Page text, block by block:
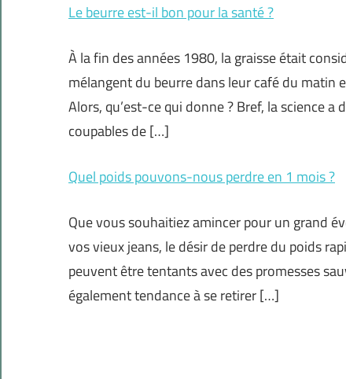
Le beurre est-il bon pour la santé ?
À la fin des années 1980, la graisse était
mélangent du beurre dans leur café du matin
Alors, qu’est-ce qui donne ? Bref, la science
coupables de […]
Quel poids pouvons-nous perdre en 1 mois ?
Que vous souhaitiez amincer pour un grand
vos vieux jeans, le désir de perdre du poids
peuvent être tentants avec des promesses
également tendance à se retirer […]